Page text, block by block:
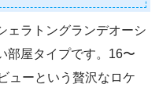
ェラトングランデオーシ
部屋タイプです。16〜
ューという贅沢なロケ